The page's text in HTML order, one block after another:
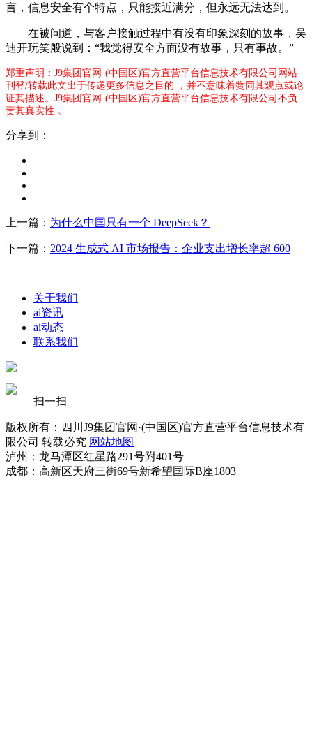
言，信息安全有个特点，只能接近满分，但永远无法达到。
在被问道，与客户接触过程中有没有印象深刻的故事，吴
迪开玩笑般说到：“我觉得安全方面没有故事，只有事故。”
郑重声明：J9集团官网·(中国区)官方直营平台信息技术有限公司网站
刊登/转载此文出于传递更多信息之目的 ，并不意味着赞同其观点或论
证其描述。J9集团官网·(中国区)官方直营平台信息技术有限公司不负
责其真实性 。
分享到：
上一篇： 为什么中国只有一个 DeepSeek？
下一篇： 2024 生成式 AI 市场报告：企业支出增长率超 600
关于我们
ai资讯
ai动态
联系我们
扫一扫
版权所有：四川J9集团官网·(中国区)官方直营平台信息技术有
限公司 转载必究 网站地图
泸州：龙马潭区红星路291号附401号
成都：高新区天府三街69号新希望国际B座1803